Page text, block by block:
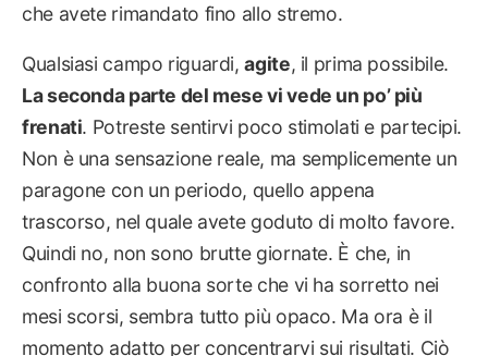
che avete rimandato fino allo stremo.
Qualsiasi campo riguardi,agite, il prima possibile.
La seconda parte del mese vi vede un po’ più
frenati. Potreste sentirvi poco stimolati e partecipi.
Non è una sensazione reale, ma semplicemente un
paragone con un periodo, quello appena
trascorso, nel quale avete goduto di molto favore.
Quindi no, non sono brutte giornate. È che, in
confronto alla buona sorte che vi ha sorretto nei
mesi scorsi, sembra tutto più opaco. Ma ora è il
momento adatto per concentrarvi sui risultati. Ciò